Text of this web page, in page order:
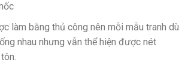
làm bằng thủ công nên mỗi mẫu tranh dù
nhau nhưng vẫn thể hiện được nét